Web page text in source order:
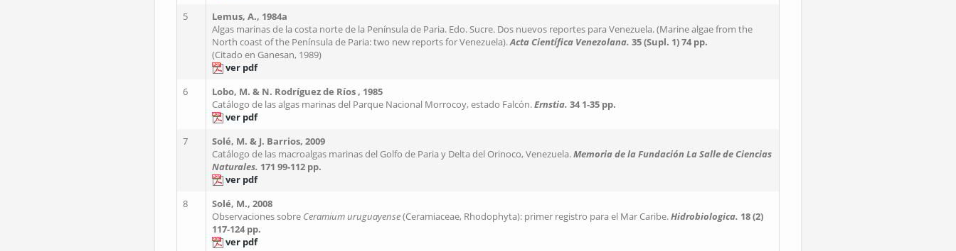
5
Lemus, A., 1984a
Algas marinas de la costa norte de la Península de Paria. Edo. Sucre. Dos nuevos reportes para Venezuela. (Marine algae from the
North coast of the Península de Paria: two new reports for Venezuela).Acta Científica Venezolana. 35 (Supl. 1)74 pp.
(Citado en Ganesan, 1989)
ver pdf
6
Lobo, M. & N. Rodríguez de Ríos , 1985
Catálogo de las algas marinas del Parque Nacional Morrocoy, estado Falcón.Ernstia. 341-35 pp.
ver pdf
7
Solé, M. & J. Barrios, 2009
Catálogo de las macroalgas marinas del Golfo de Paria y Delta del Orinoco, Venezuela.Memoria de la Fundación La Salle de Ciencias
Naturales. 171 99-112 pp.
ver pdf
8
Solé, M., 2008
Observaciones sobre Ceramium uruguayense(Ceramiaceae, Rhodophyta): primer registro para el Mar Caribe.Hidrobiologica. 18 (2)
117-124 pp.
ver pdf